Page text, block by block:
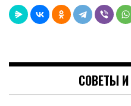
СОВЕТЫ